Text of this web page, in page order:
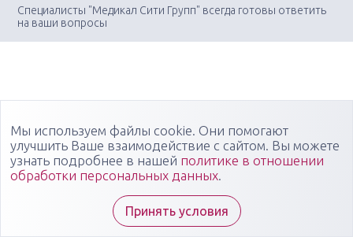
Специалисты "Медикал Сити Групп" всегда готовы ответить
на ваши вопросы
Мы используем файлы cookie. Они помогают
улучшить Ваше взаимодействие с сайтом. Вы можете
узнать подробнее в нашей политике в отношении
обработки персональных данных.
Принять условия